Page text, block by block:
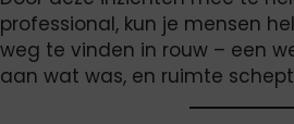
professional, kun je mensen
weg te vinden in rouw – een
aan wat was, en ruimte